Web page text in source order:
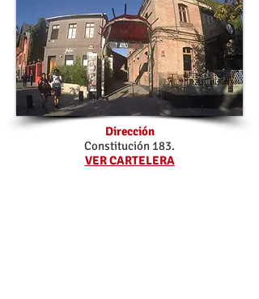
Dirección
Constitución 183.
VER CARTELERA